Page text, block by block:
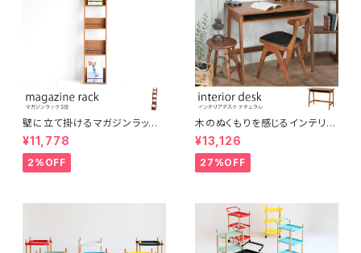
壁に立て掛けるマガジンラック
5段 木製 ディスプレイラック パ
ンフレットスタンド
¥11,778
2%OFF
木のぬくもりを感じるインテリア
デスク オーク材使用 ブラウン
ナチュラルスタイル ヴィンテージ
風 レトロ カントリー調 机 イン
テリア
¥13,126
27%OFF